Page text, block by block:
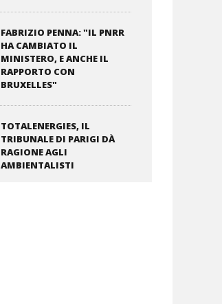
FABRIZIO PENNA: "IL PNRR
HA CAMBIATO IL
MINISTERO, E ANCHE IL
RAPPORTO CON
BRUXELLES"
TOTALENERGIES, IL
TRIBUNALE DI PARIGI DÀ
RAGIONE AGLI
AMBIENTALISTI